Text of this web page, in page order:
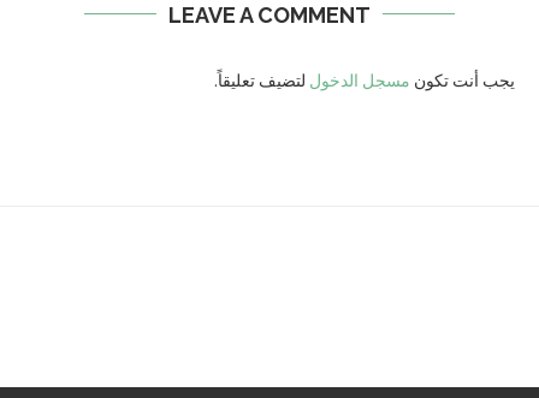
LEAVE A COMMENT
يجب أنت تكون مسجل الدخول لتضيف تعليقاً.